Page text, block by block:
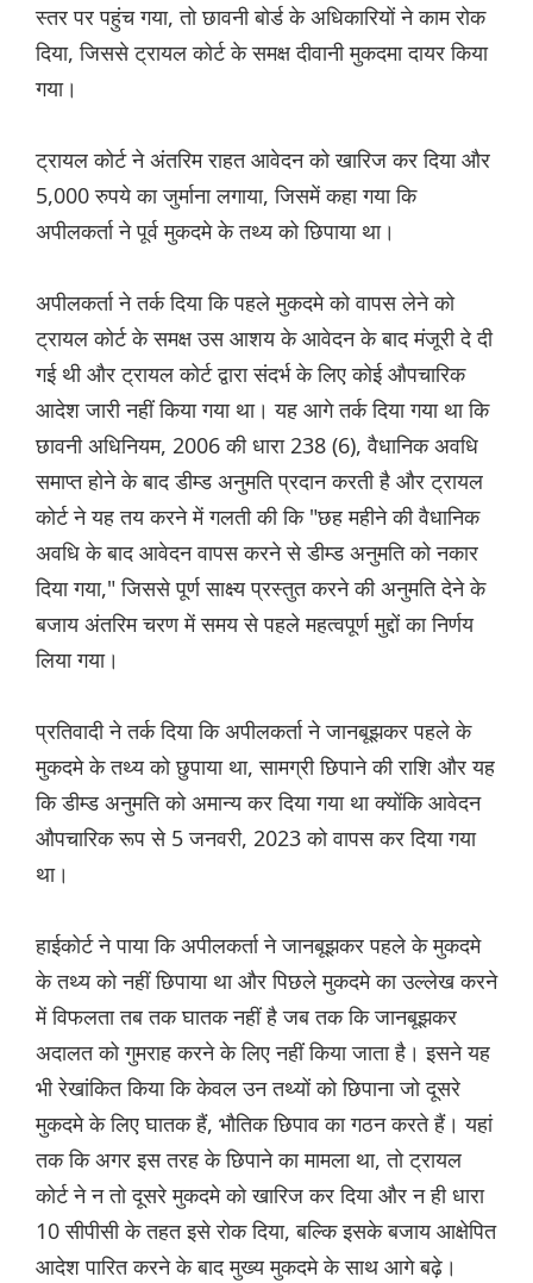
स्तर पर पहुंच गया, तो छावनी बोर्ड के अधिकारियों ने काम रोक
दिया, जिससे ट्रायल कोर्ट के समक्ष दीवानी मुकदमा दायर किया
गया।
ट्रायल कोर्ट ने अंतरिम राहत आवेदन को खारिज कर दिया और
5,000 रुपये का जुर्माना लगाया, जिसमें कहा गया कि
अपीलकर्ता ने पूर्व मुकदमे के तथ्य को छिपाया था।
अपीलकर्ता ने तर्क दिया कि पहले मुकदमे को वापस लेने को
ट्रायल कोर्ट के समक्ष उस आशय के आवेदन के बाद मंजूरी दे दी
गई थी और ट्रायल कोर्ट द्वारा संदर्भ के लिए कोई औपचारिक
आदेश जारी नहीं किया गया था। यह आगे तर्क दिया गया था कि
छावनी अधिनियम, 2006 की धारा 238 (6), वैधानिक अवधि
समाप्त होने के बाद डीम्ड अनुमति प्रदान करती है और ट्रायल
कोर्ट ने यह तय करने में गलती की कि "छह महीने की वैधानिक
अवधि के बाद आवेदन वापस करने से डीम्ड अनुमति को नकार
दिया गया," जिससे पूर्ण साक्ष्य प्रस्तुत करने की अनुमति देने के
बजाय अंतरिम चरण में समय से पहले महत्वपूर्ण मुद्दों का निर्णय
लिया गया।
प्रतिवादी ने तर्क दिया कि अपीलकर्ता ने जानबूझकर पहले के
मुकदमे के तथ्य को छुपाया था, सामग्री छिपाने की राशि और यह
कि डीम्ड अनुमति को अमान्य कर दिया गया था क्योंकि आवेदन
औपचारिक रूप से 5 जनवरी, 2023 को वापस कर दिया गया
था।
हाईकोर्ट ने पाया कि अपीलकर्ता ने जानबूझकर पहले के मुकदमे
के तथ्य को नहीं छिपाया था और पिछले मुकदमे का उल्लेख करने
में विफलता तब तक घातक नहीं है जब तक कि जानबूझकर
अदालत को गुमराह करने के लिए नहीं किया जाता है। इसने यह
भी रेखांकित किया कि केवल उन तथ्यों को छिपाना जो दूसरे
मुकदमे के लिए घातक हैं, भौतिक छिपाव का गठन करते हैं। यहां
तक कि अगर इस तरह के छिपाने का मामला था, तो ट्रायल
कोर्ट ने न तो दूसरे मुकदमे को खारिज कर दिया और न ही धारा
10 सीपीसी के तहत इसे रोक दिया, बल्कि इसके बजाय आक्षेपित
आदेश पारित करने के बाद मुख्य मुकदमे के साथ आगे बढ़े।